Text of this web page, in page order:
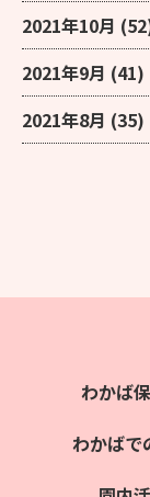
2021年10月
2021年9月 (41)
2021年8月 (35)
わかば
わかばで